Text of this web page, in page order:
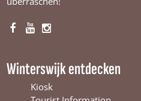
F
e
Y
T
u
I
t
a
Winterswijk entdecken
Kiosk